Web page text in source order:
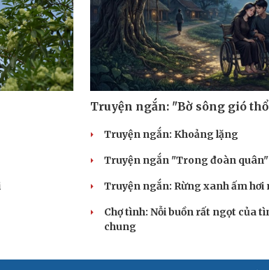
Truyện ngắn: "Bờ sông gió
Truyện ngắn: Khoảng lặng
Truyện ngắn "Trong đoàn quân"
Truyện ngắn: Rừng xanh ấm hơi
Chợ tình: Nỗi buồn rất ngọt của
chung